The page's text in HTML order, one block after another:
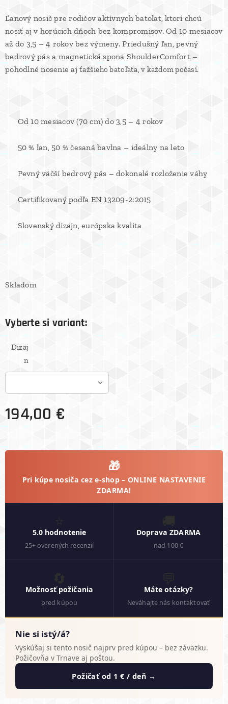
Ľanový nosič pre rodičov aktívnych batoľat, ktorí chcú
nosiť aj v horúcich dňoch bez kompromisov. Od 10 mesiacov
až do 3,5 – 4 rokov bez výmeny. Priedušný ľan, pevný
bedrový pás a magnetická spona ShoulderComfort –
pohodlné nosenie ajťažšieho batoľaťa, v každom počasí.
✔ Od 10 mesiacov (70 cm) do 3,5 – 4 rokov
✔ 50 % ľan, 50 % česaná bavlna – ideálny na leto
✔ Pevný väčší bedrový pás – dokonalé rozloženie váhy
✔ Certifikovaný podľa EN 13209-2:2015
✔ Slovenský dizajn, európska kvalita
Skladom
Vyberte si variant:
Dizaj
n
194,00 €
🎁
Pri kúpe nosiča cez e-shop – ONLINE NASTAVENIE
ZDARMA!
5.0 hodnotenie
25+ overených recenzií
Doprava ZDARMA
nad 100 €
Možnosť požičania
pred kúpou
Máte otázky?
Neváhajte nás kontaktovať
Nie si istý/á?
Vyskúšaj si tento nosič najprv pred kúpou – bez záväzku.
Požičovňa v Trnave aj poštou.
Požičať od 1 € / deň →